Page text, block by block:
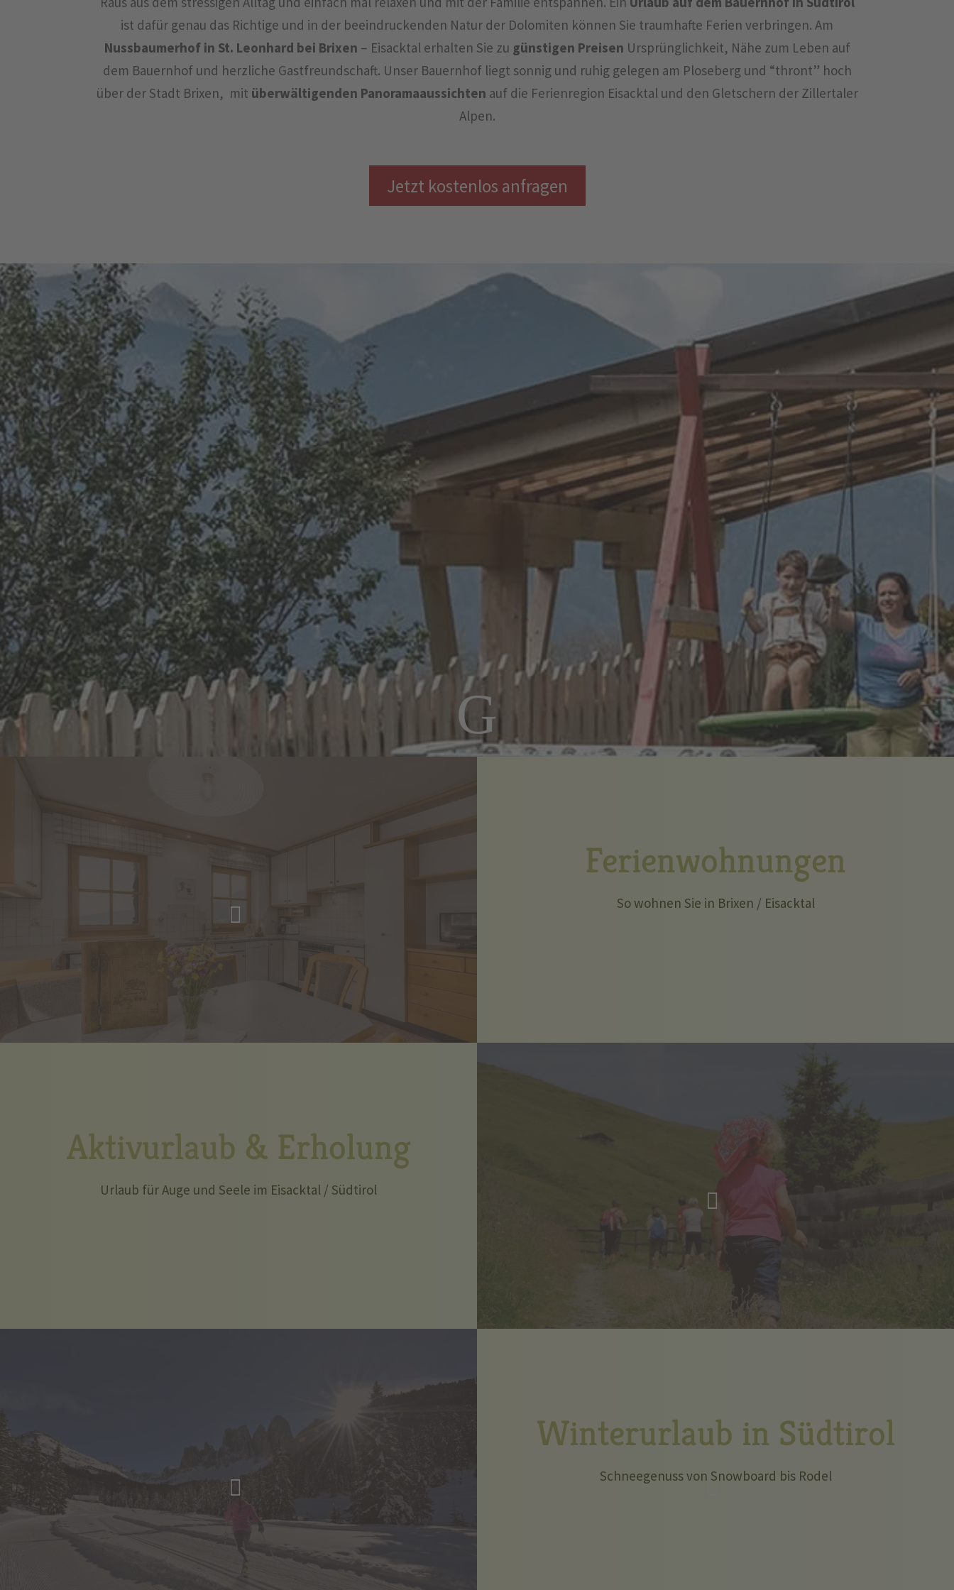
ist dafür genau das Richtige und in der beeindruckenden Natur der Dolomiten können Sie traumhafte Ferien verbringen. Am
Nussbaumerhof in St. Leonhard bei Brixen – Eisacktal erhalten Sie zu günstigen Preisen Ursprünglichkeit, Nähe zum Leben auf
dem Bauernhof und herzliche Gastfreundschaft. Unser Bauernhof liegt sonnig und ruhig gelegen am Ploseberg und “thront” hoch
über der Stadt Brixen, mit überwältigenden Panoramaaussichten auf die Ferienregion Eisacktal und den Gletschern der Zillertaler
Alpen.
Jetzt kostenlos anfragen
G
Ferienwohnungen
So wohnen Sie in Brixen / Eisacktal
Aktivurlaub & Erholung
Urlaub für Auge und Seele im Eisacktal / Südtirol
Winterurlaub in Südtirol
Schneegenuss von Snowboard bis Rodel